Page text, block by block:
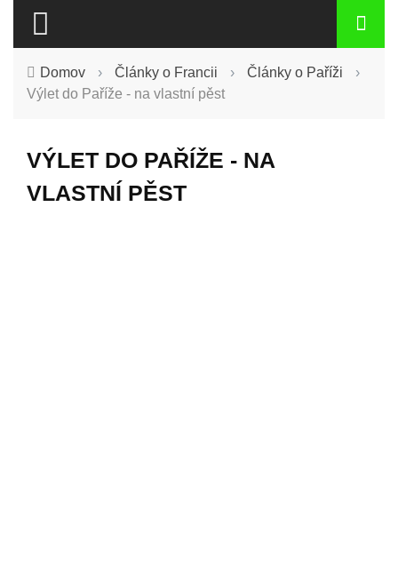
Domov › Články o Francii › Články o Paříži
›
Výlet do Paříže - na vlastní pěst
VÝLET DO PAŘÍŽE - NA
VLASTNÍ PĚST